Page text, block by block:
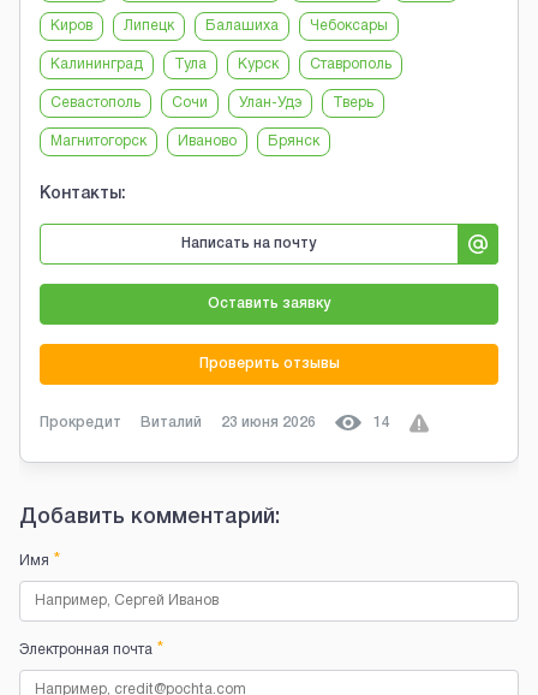
Киров Липецк Балашиха Чебоксары
Калининград Тула Курск Ставрополь
Севастополь Сочи Улан-Удэ Тверь
Магнитогорск Иваново Брянск
Контакты:
Написать на почту
Оставить заявку
Проверить отзывы
Прокредит Виталий 23 июня 2026 14
Добавить комментарий:
Имя *
Электронная почта *